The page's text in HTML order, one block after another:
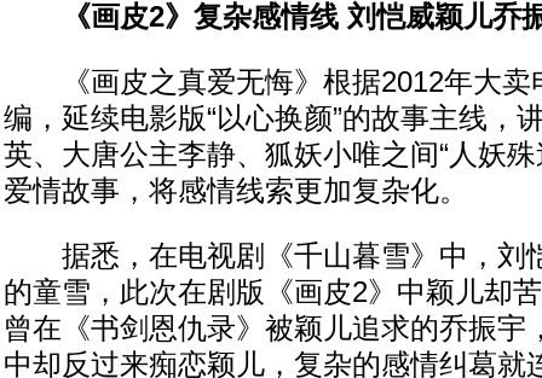
《画皮2》复杂感情线 刘恺威颖儿乔
《画皮之真爱无悔》根据2012年大卖
编，延续电影版“以心换颜”的故事主线，
英、大唐公主李静、狐妖小唯之间“人妖
爱情故事，将感情线索更加复杂化。
据悉，在电视剧《千山暮雪》中，刘
的童雪，此次在剧版《画皮2》中颖儿却
曾在《书剑恩仇录》被颖儿追求的乔振宇
中却反过来痴恋颖儿，复杂的感情纠葛就